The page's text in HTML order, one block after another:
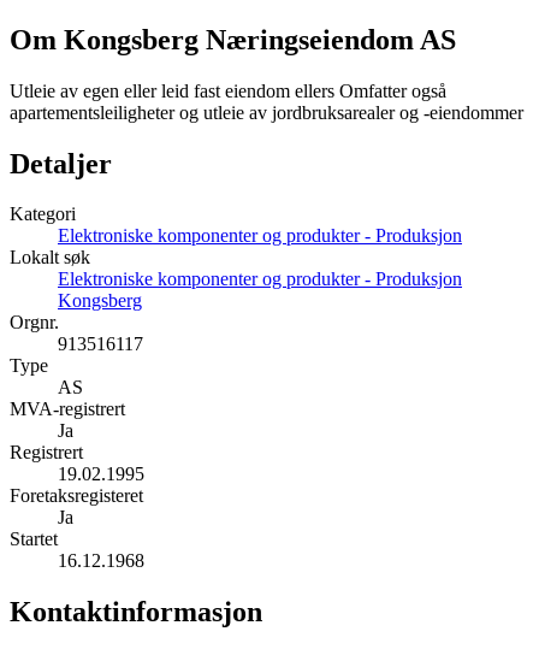
Om Kongsberg Næringseiendom AS
Utleie av egen eller leid fast eiendom ellers Omfatter også
apartementsleiligheter og utleie av jordbruksarealer og -eiendommer
Detaljer
Kategori
Elektroniske komponenter og produkter - Produksjon
Lokalt søk
Elektroniske komponenter og produkter - Produksjon
Kongsberg
Orgnr.
913516117
Type
AS
MVA-registrert
Ja
Registrert
19.02.1995
Foretaksregisteret
Ja
Startet
16.12.1968
Kontaktinformasjon